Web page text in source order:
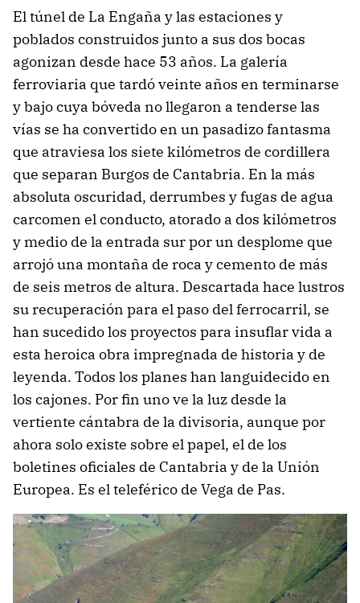
El túnel de La Engaña y las estaciones y
poblados construidos junto a sus dos bocas
agonizan desde hace 53 años. La galería
ferroviaria que tardó veinte años en terminarse
y bajo cuya bóveda no llegaron a tenderse las
vías se ha convertido en un pasadizo fantasma
que atraviesa los siete kilómetros de cordillera
que separan Burgos de Cantabria. En la más
absoluta oscuridad, derrumbes y fugas de agua
carcomen el conducto, atorado a dos kilómetros
y medio de la entrada sur por un desplome que
arrojó una montaña de roca y cemento de más
de seis metros de altura. Descartada hace lustros
su recuperación para el paso del ferrocarril, se
han sucedido los proyectos para insuflar vida a
esta heroica obra impregnada de historia y de
leyenda. Todos los planes han languidecido en
los cajones. Por fin uno ve la luz desde la
vertiente cántabra de la divisoria, aunque por
ahora solo existe sobre el papel, el de los
boletines oficiales de Cantabria y de la Unión
Europea. Es el teleférico de Vega de Pas.